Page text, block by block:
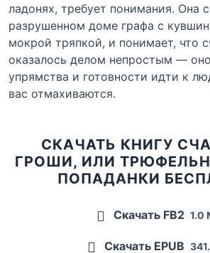
ладонях, требует понимания. Она
разрушенном доме графа с
мокрой тряпкой, и понимает, что
оказалось делом непростым —
упрямства и готовности идти к
вас отмахиваются.
СКАЧАТЬ КНИГУ
ГРОШИ, ИЛИ
ПОПАДАНКИ
Скачать FB2 1.0
Скачать EPUB